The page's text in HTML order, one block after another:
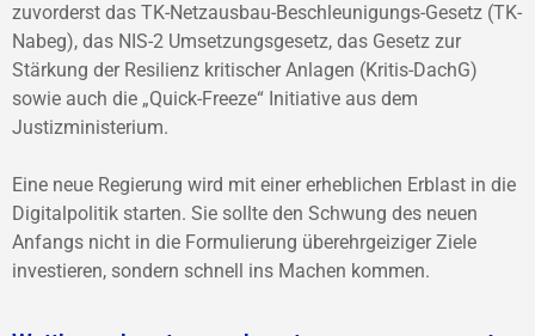
zuvorderst das TK-Netzausbau-Beschleunigungs-Gesetz (TK-
Nabeg), das NIS-2 Umsetzungsgesetz, das Gesetz zur
Stärkung der Resilienz kritischer Anlagen (Kritis-DachG)
sowie auch die „Quick-Freeze“ Initiative aus dem
Justizministerium.
Eine neue Regierung wird mit einer erheblichen Erblast in die
Digitalpolitik starten. Sie sollte den Schwung des neuen
Anfangs nicht in die Formulierung überehrgeiziger Ziele
investieren, sondern schnell ins Machen kommen.